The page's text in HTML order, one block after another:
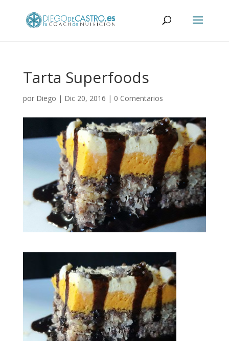
Tarta Superfoods
por Diego | Dic 20, 2016 | 0 Comentarios